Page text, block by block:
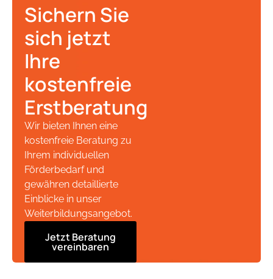
Sichern Sie
sich jetzt
Ihre
kostenfreie
Erstberatung
Wir bieten Ihnen eine
kostenfreie Beratung zu
Ihrem individuellen
Förderbedarf und
gewähren detaillierte
Einblicke in unser
Weiterbildungsangebot.
Jetzt Beratung
vereinbaren